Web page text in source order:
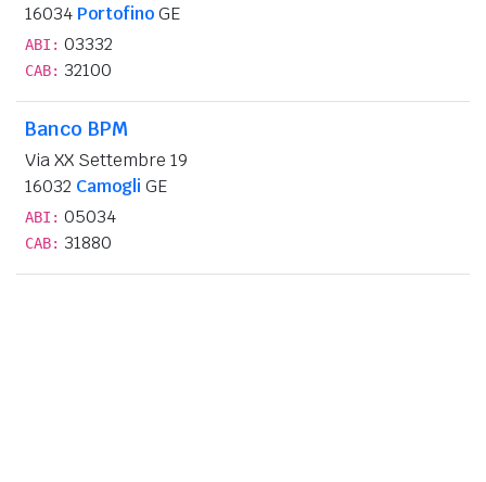
16034 PortofinoGE
ABI: 03332
CAB: 32100
Banco BPM
Via XX Settembre 19
16032 Camogli GE
ABI: 05034
CAB: 31880